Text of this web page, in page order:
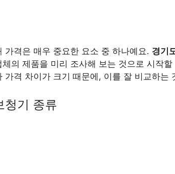
가격은 매우 중요한 요소 중 하나예요. 경기
체의 제품을 미리 조사해 보는 것으로 시작
가격 차이가 크기 때문에, 이를 잘 비교하는
청기 종류